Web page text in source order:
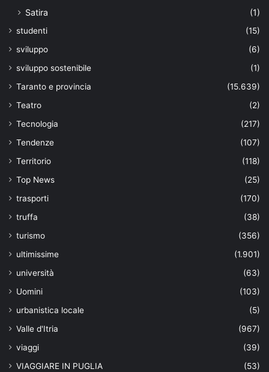
Satira (1)
studenti
(15)
sviluppo
(6)
sviluppo sostenibile
(1)
Taranto e provincia
(15.639)
Teatro
(2)
Tecnologia
(217)
Tendenze
(107)
Territorio
(118)
Top News
(25)
trasporti
(170)
truffa
(38)
turismo
(356)
ultimissime
(1.901)
università
(63)
Uomini
(103)
urbanistica locale
(5)
Valle d'Itria
(967)
viaggi
(39)
VIAGGIARE IN PUGLIA
(53)